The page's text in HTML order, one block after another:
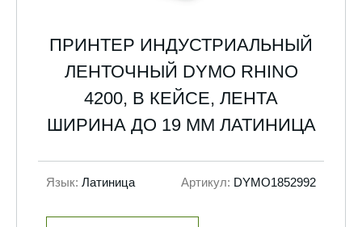
ПРИНТЕР ИНДУСТРИАЛЬНЫЙ
ЛЕНТОЧНЫЙ DYMO RHINO
4200, В КЕЙСЕ, ЛЕНТА
ШИРИНА ДО 19 ММ ЛАТИНИЦА
Язык: Латиница Артикул: DYMO1852992